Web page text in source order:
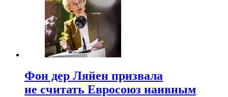
Фон дер Ляйен призвала
не считать Евросоюз наивным